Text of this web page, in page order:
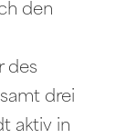
den
des
drei
aktiv in